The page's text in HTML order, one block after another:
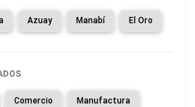
Azuay Manabí El Oro
Comercio Manufactura